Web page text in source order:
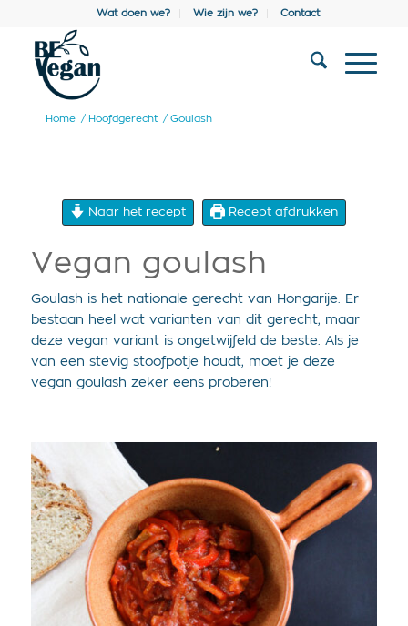
Wat doen we? Wie zijn we? Contact
Home / Hoofdgerecht / Goulash
Naar het recept Recept afdrukken
Vegan goulash
Goulash is het nationale gerecht van Hongarije. Er
bestaan heel wat varianten van dit gerecht, maar
deze vegan variant is ongetwijfeld de beste. Als je
van een stevig stoofpotje houdt, moet je deze
vegan goulash zeker eens proberen!